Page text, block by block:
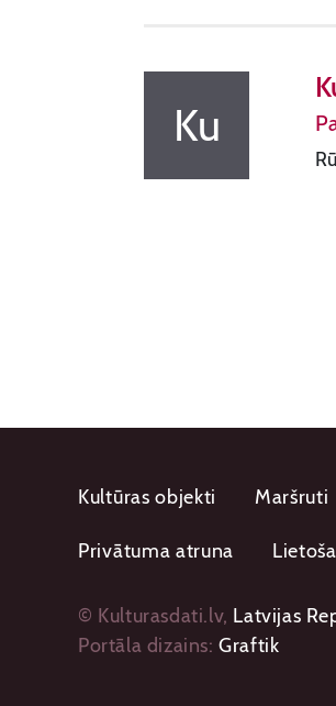
Ku
Kultūras objekti Maršruti
Privātuma atruna
© Kulturasdati.lv, Latvijas
Portāla dizains:Graftik